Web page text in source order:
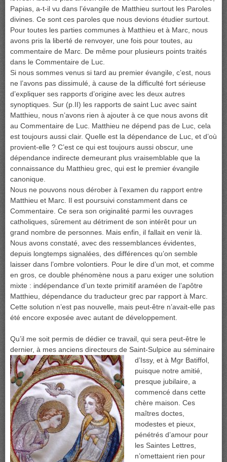
Papias, a-t-il vu dans l’évangile de Matthieu surtout les Paroles
divines. Ce sont ces paroles que nous devions étudier surtout.
Pour toutes les parties communes à Matthieu et à Marc, nous
avons pris la liberté de renvoyer, une fois pour toutes, au
commentaire de Marc. De même pour plusieurs points traités
dans le Commentaire de Luc.
Si nous sommes venus si tard au premier évangile, c’est, nous
ne l’avons pas dissimulé, à cause de la difficulté fort sérieuse
d’expliquer ses rapports d’origine avec les deux autres
synoptiques. Sur (p.II) les rapports de saint Luc avec saint
Matthieu, nous n’avons rien à ajouter à ce que nous avons dit
au Commentaire de Luc. Matthieu ne dépend pas de Luc, cela
est toujours aussi clair. Quelle est la dépendance de Luc, et d’où
provient-elle ? C’est ce qui est toujours aussi obscur, une
dépendance indirecte demeurant plus vraisemblable que la
connaissance du Matthieu grec, qui est le premier évangile
canonique.
Nous ne pouvons nous dérober à l’examen du rapport entre
Matthieu et Marc. Il est poursuivi constamment dans ce
Commentaire. Ce sera son originalité parmi les ouvrages
catholiques, sûrement au détriment de son intérêt pour un
grand nombre de personnes. Mais enfin, il fallait en venir là.
Nous avons constaté, avec des ressemblances évidentes,
depuis longtemps signalées, des différences qu’on semble
laisser dans l’ombre volontiers. Pour le dire d’un mot, et comme
en gros, ce double phénomène nous a paru exiger une solution
mixte : indépendance d’un texte primitif araméen de l’apôtre
Matthieu, dépendance du traducteur grec par rapport à Marc.
Cette solution n’est pas nouvelle, mais peut-être n’avait-elle pas
été encore exposée avec autant de développement.
Qu’il me soit permis de dédier ce travail, qui sera peut-être le
dernier, à mes anciens directeurs de Saint-Sulpice au séminaire
d’Issy, et à Mgr Batiffol,
puisque notre amitié,
presque jubilaire, a
commencé dans cette
chère maison. Ces
maîtres doctes,
modestes et pieux,
pénétrés d’amour pour
les Saintes Lettres,
n’omettaient rien pour